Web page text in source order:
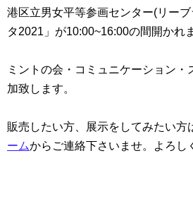
港区立男女平等参画センター(リーブ
タ2021」が10:00~16:00の間開かれ
ミントの会・コミュニケーション・
加致します。
販売したい方、展示をしてみたい方
ームからご連絡下さいませ。 よろし